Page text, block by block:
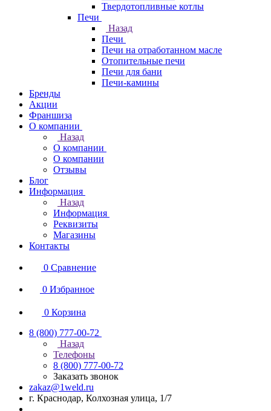
Твердотопливные котлы
Печи
Назад
Печи
Печи на отработанном масле
Отопительные печи
Печи для бани
Печи-камины
Бренды
Акции
Франшиза
О компании
Назад
О компании
О компании
Отзывы
Блог
Информация
Назад
Информация
Реквизиты
Магазины
Контакты
0 Сравнение
0 Избранное
0 Корзина
8 (800) 777-00-72
Назад
Телефоны
8 (800) 777-00-72
Заказать звонок
zakaz@1weld.ru
г. Краснодар, Колхозная улица, 1/7